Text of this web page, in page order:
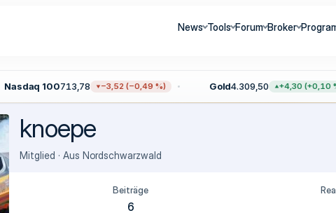
News Tools Forum Broker
Nasdaq 100713,78 −3,52 (−0,49 %) Gold4.309,50 +4,30 (+0,10 %)
knoepe
Mitglied · Aus Nordschwarzwald
Beiträge
6